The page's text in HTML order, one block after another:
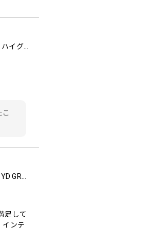
23インチ 遠赤外線３D電気暖炉 デンデール / ロイドグランデ / 送料、開梱・組立・設置無料 / LLOYD GRANDE / ハイグレード電気暖炉シリーズ
こ
23インチ 遠赤外線３D電気暖炉 セネカ クリスプホワイト / ロイドグランデ / 送料、開梱・組立・設置無料 / LLOYD GRANDE / ハイグレード電気暖炉シリーズ
足して
インテ